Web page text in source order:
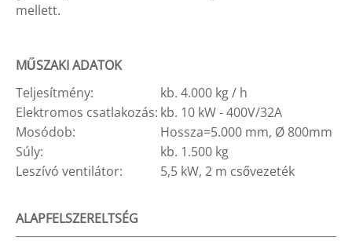
mellett.
MŰSZAKI ADATOK
Teljesítmény:
kb. 4.000 kg / h
Elektromos csatlakozás: kb. 10 kW - 400V/32A
Mosódob:
Hossza=5.000 mm, Ø 800mm
Súly:
kb. 1.500 kg
Leszívó ventilátor:
5,5 kW, 2 m csővezeték
ALAPFELSZERELTSÉG